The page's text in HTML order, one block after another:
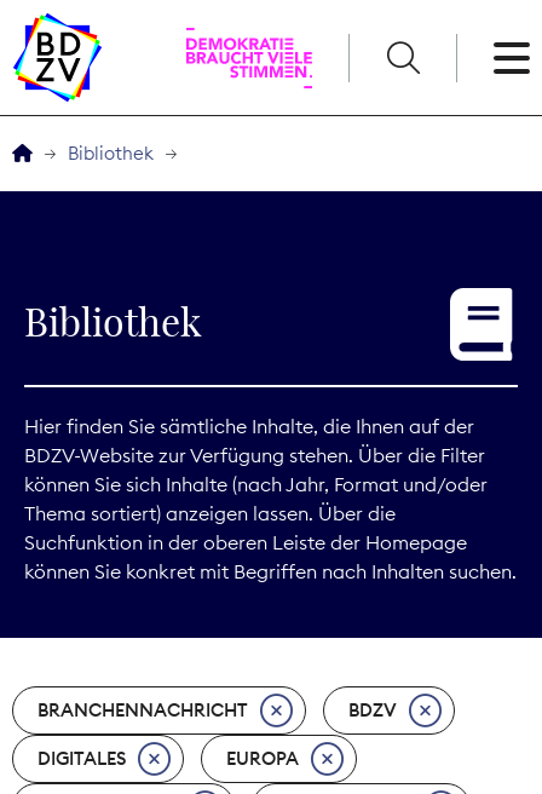
Service
Digitales
Kommunikation
Marktdaten
Nachhaltigkeit
Nachwuchs
Bibliothek
Bibliothek
Hier finden Sie sämtliche Inhalte, die Ihnen auf der
BDZV-Website zur Verfügung stehen. Über die Filter
können Sie sich Inhalte (nach Jahr, Format und/oder
Thema sortiert) anzeigen lassen. Über die
Suchfunktion in der oberen Leiste der Homepage
können Sie konkret mit Begriffen nach Inhalten suchen.
BRANCHENNACHRICHT BDZV
DIGITALES EUROPA